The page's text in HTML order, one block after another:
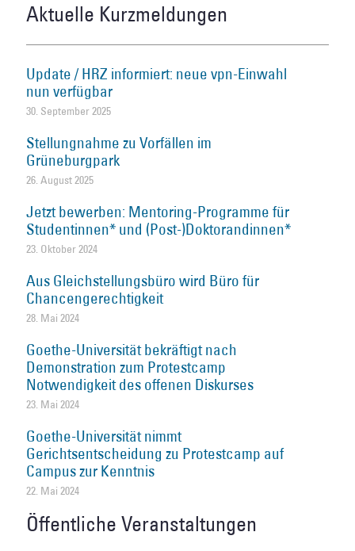
Aktuelle Kurzmeldungen
Update / HRZ informiert: neue vpn-Einwahl
nun verfügbar
30. September 2025
Stellungnahme zu Vorfällen im
Grüneburgpark
26. August 2025
Jetzt bewerben: Mentoring-Programme für
Studentinnen* und (Post-)Doktorandinnen*
23. Oktober 2024
Aus Gleichstellungsbüro wird Büro für
Chancengerechtigkeit
28. Mai 2024
Goethe-Universität bekräftigt nach
Demonstration zum Protestcamp
Notwendigkeit des offenen Diskurses
23. Mai 2024
Goethe-Universität nimmt
Gerichtsentscheidung zu Protestcamp auf
Campus zur Kenntnis
22. Mai 2024
Öffentliche Veranstaltungen